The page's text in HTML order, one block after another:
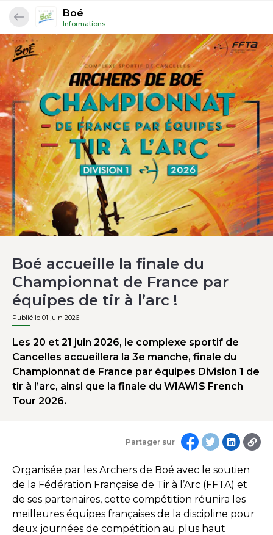
Boé
Informations
Boé accueille la finale du
Championnat de France par
équipes de tir à l’arc !
Publié le 01 juin 2026
Partager sur
Les 20 et 21 juin 2026, le complexe sportif de
Cancelles accueillera la 3e manche, finale du
Championnat de France par équipes Division 1 de
tir à l’arc, ainsi que la finale du WIAWIS French
Tour 2026.
Organisée par les Archers de Boé avec le soutien
de la Fédération Française de Tir à l’Arc (FFTA) et
de ses partenaires, cette compétition réunira les
meilleures équipes françaises de la discipline pour
deux journées de compétition au plus haut